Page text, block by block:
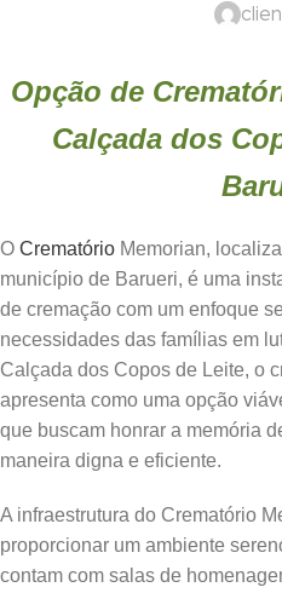
Opção de
Calçada dos
O Crematório Memorian,
município de Barueri, é uma
de cremação com um enfoque
necessidades das famílias em
Calçada dos Copos de Leite, o
apresenta como uma opção
que buscam honrar a memória
maneira digna e eficiente.
A infraestrutura do Crematório
proporcionar um ambiente
contam com salas de